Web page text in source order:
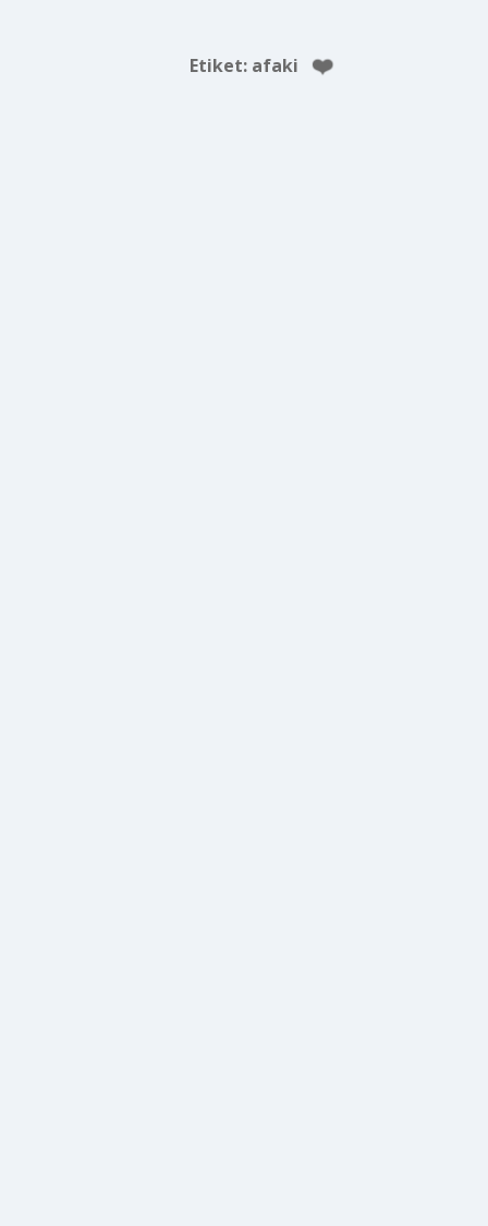
Etiket: afaki